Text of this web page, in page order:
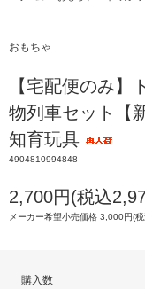
おもちゃ
【宅配便のみ】
物列車セット【
知育玩具
4904810994848
2,700円(税込
メーカー希望小売価格 3,000円(
購入数